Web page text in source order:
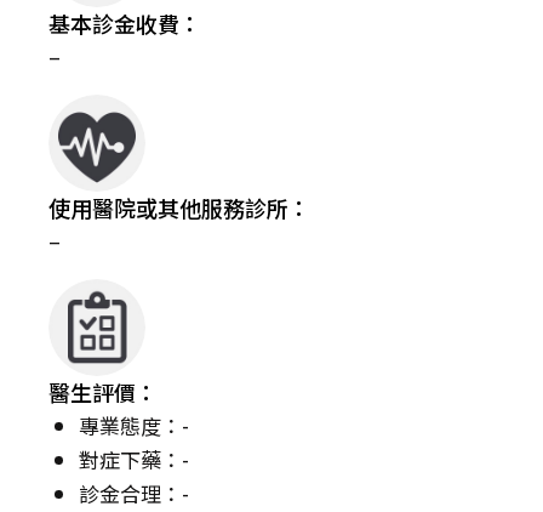
基本診金收費：
–
使用醫院或其他服務診所：
–
醫生評價：
專業態度：-
對症下藥：-
診金合理：-